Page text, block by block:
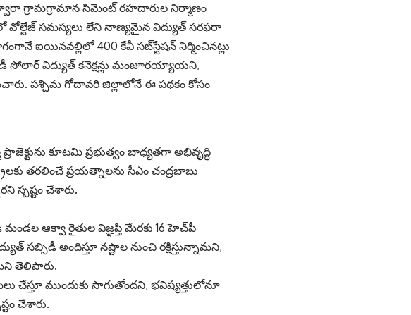
ద్వారా గ్రామగ్రామాన సిమెంట్ రహదారుల నిర్మాణం
వోల్టేజ్ సమస్యలు లేని నాణ్య‌మైన విద్యుత్ సరఫరా
ఐయినవల్లిలో 400 కేవీ సబ్‌స్టేషన్ నిర్మించినట్లు
సోలార్ విద్యుత్ కనెక్షన్లు మంజూరయ్యాయని,
పశ్చిమ గోదావరి జిల్లాలోనే ఈ పథకం కోసం
కూటమి ప్రభుత్వం బాధ్యతగా అభివృద్ధి
తరలించే ప్రయత్నాలను సీఎం చంద్ర‌బాబు
స్పష్టం చేశారు.
ఆక్వా రైతుల విజ్ఞప్తి మేరకు 16 హెచ్‌పీ
సబ్సిడీ అందిస్తూ నష్టాల నుంచి రక్షిస్తున్నామని,
తెలిపారు.
చేస్తూ ముందుకు సాగుతోందని, భవిష్యత్తులోనూ
చేశారు.